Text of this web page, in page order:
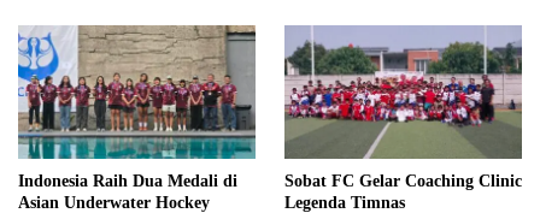
Indonesia Raih Dua Medali di
Asian Underwater Hockey
Sobat FC Gelar Coaching Clinic
Legenda Timnas